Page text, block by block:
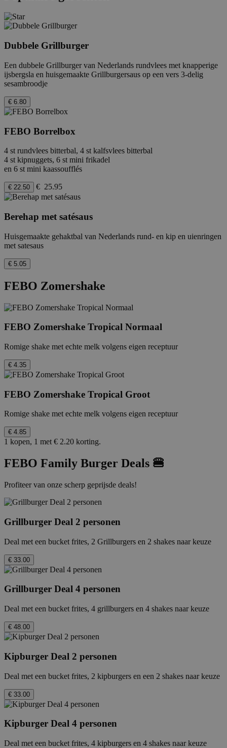
Dubbele Grillburger
Een dubbele Grillburger van Nederlands rundvlees met knapperige
ijsbergsla en huisgemaakte Grillburgersaus op een vers 3-delig
sesambroodje
€ 6.80
FEBO Borrelbox
4 st rundvlees bitterbal, 4 st kalfsvlees bitterbal
4 st kipnuggets, 6 st mini frikadel
en 6 st mini kaassoufflés
€ 22.50 € 25.95
Berehap met satésaus
Huisgemaakte gehaktbal van Nederlands rund- en kip en uienringen
met satesaus
€ 5.05
FEBO Zomershake
FEBO Zomershake Tropical Normaal
Romige shake met echte melk volgens eigen receptuur
€ 4.35
FEBO Zomershake Tropical Groot
Romige shake met echte melk volgens eigen receptuur
€ 4.85
1 kopen, 1 met € 2.20 korting.
FEBO Family Burger Deals 🍔
Profiteer van onze scherp geprijsde deals!
Grillburger Deal 2 personen
Deal met een bucket frites, 2 Grillburgers en 2 shakes naar keuze
€ 33.00
Grillburger Deal 4 personen
Deal met een bucket frites, 4 grillburgers en 4 shakes naar keuze
€ 48.00
Kipburger Deal 2 personen
Deal met een bucket frites, 2 kipburgers en een 2 shakes naar keuze
€ 33.00
Kipburger Deal 4 personen
Deal met een bucket frites, 4 kipburgers en 4 shakes naar keuze